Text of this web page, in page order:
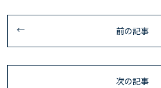
前の記事
次の記事